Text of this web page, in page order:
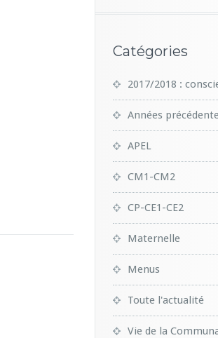
Catégories
2017/2018 :
Années
APEL
CM1-CM2
CP-CE1-CE2
Maternelle
Menus
Toute l'actualité
Vie de la